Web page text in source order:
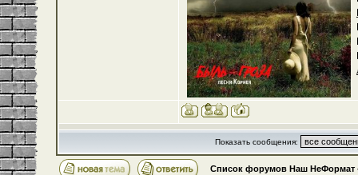
Показать сообщения:
Список форумов Наш НеФормат